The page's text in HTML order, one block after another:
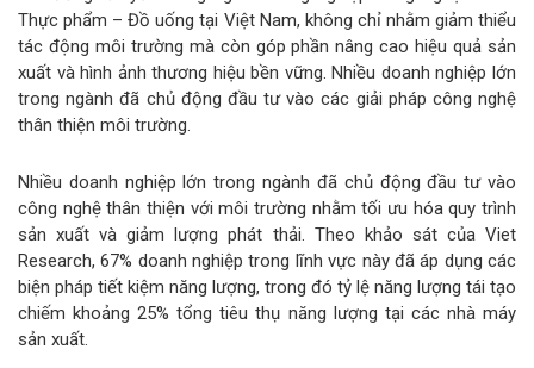
Thực phẩm – Đồ uống tại Việt Nam, không chỉ nhằm giảm thiểu
tác động môi trường mà còn góp phần nâng cao hiệu quả sản
xuất và hình ảnh thương hiệu bền vững. Nhiều doanh nghiệp lớn
trong ngành đã chủ động đầu tư vào các giải pháp công nghệ
thân thiện môi trường.
Nhiều doanh nghiệp lớn trong ngành đã chủ động đầu tư vào
công nghệ thân thiện với môi trường nhằm tối ưu hóa quy trình
sản xuất và giảm lượng phát thải. Theo khảo sát của Viet
Research, 67% doanh nghiệp trong lĩnh vực này đã áp dụng các
biện pháp tiết kiệm năng lượng, trong đó tỷ lệ năng lượng tái tạo
chiếm khoảng 25% tổng tiêu thụ năng lượng tại các nhà máy
sản xuất.